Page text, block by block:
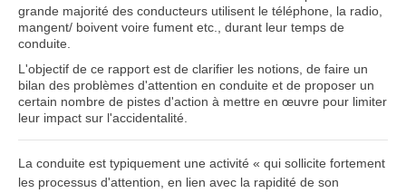
grande majorité des conducteurs utilisent le téléphone, la radio,
mangent/ boivent voire fument etc., durant leur temps de
conduite.
L'objectif de ce rapport est de clarifier les notions, de faire un
bilan des problèmes d'attention en conduite et de proposer un
certain nombre de pistes d'action à mettre en œuvre pour limiter
leur impact sur l'accidentalité.
La conduite est typiquement une activité « qui sollicite fortement
les processus d'attention, en lien avec la rapidité de son